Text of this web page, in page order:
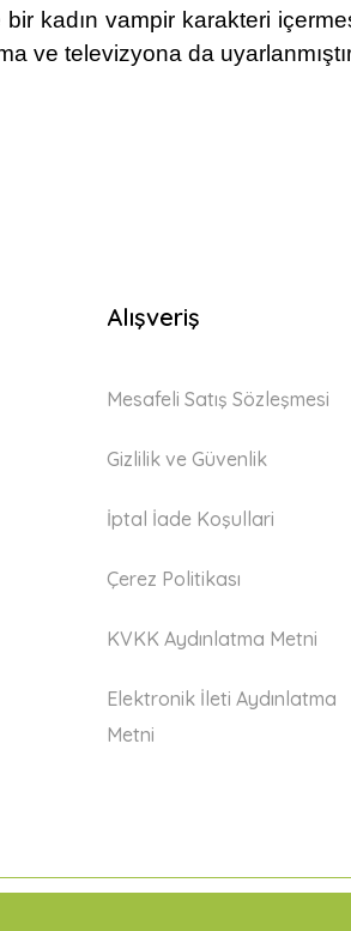
kadın vampir karakteri
ve televizyona da
Alışveriş
Mesafeli Satış Sözleşmesi
Gizlilik ve Güvenlik
İptal İade Koşullari
Çerez Politikası
KVKK Aydınlatma Metni
Elektronik İleti Aydınlatma
Metni